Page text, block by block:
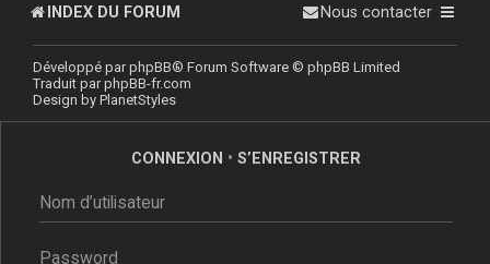
INDEX DU FORUM Nous contacter
Développé parphpBB® Forum Software © phpBB Limited
Traduit parphpBB-fr.com
Design by PlanetStyles
CONNEXION • S’ENREGISTRER